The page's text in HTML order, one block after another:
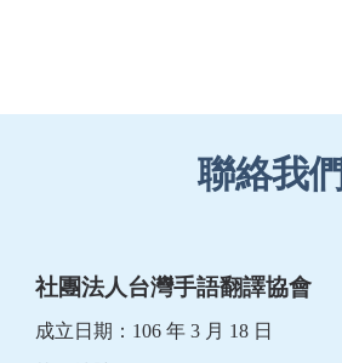
聯絡我們
社團法人台灣手語翻譯協會
成立日期：106 年 3 月 18 日